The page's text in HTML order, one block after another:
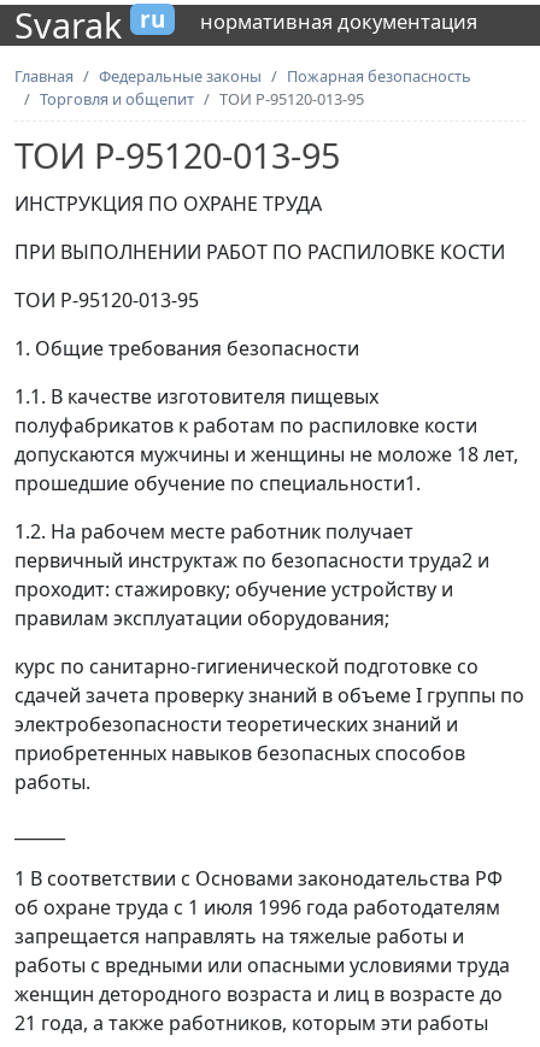
Svarak ru нормативная документация
Главная Федеральные законы
Пожарная безопасность
Торговля и общепит
ТОИ Р-95120-013-95
ТОИ Р-95120-013-95
ИНСТРУКЦИЯ ПО ОХРАНЕ ТРУДА
ПРИ ВЫПОЛНЕНИИ РАБОТ ПО РАСПИЛОВКЕ КОСТИ
ТОИ Р-95120-013-95
1. Общие требования безопасности
1.1. В качестве изготовителя пищевых
полуфабрикатов к работам по распиловке кости
допускаются мужчины и женщины не моложе 18 лет,
прошедшие обучение по специальности1.
1.2. На рабочем месте работник получает
первичный инструктаж по безопасности труда2 и
проходит: стажировку; обучение устройству и
правилам эксплуатации оборудования;
курс по санитарно-гигиенической подготовке со
сдачей зачета проверку знаний в объеме I группы по
электробезопасности теоретических знаний и
приобретенных навыков безопасных способов
работы.
1 В соответствии с Основами законодательства РФ
об охране труда с 1 июля 1996 года работодателям
запрещается направлять на тяжелые работы и
работы с вредными или опасными условиями труда
женщин детородного возраста и лиц в возрасте до
21 года, а также работников, которым эти работы